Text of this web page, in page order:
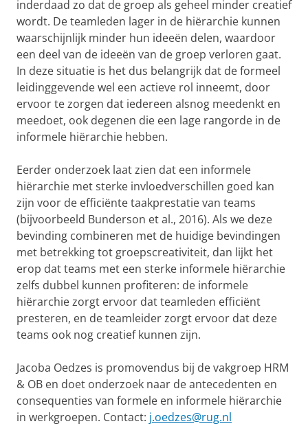
inderdaad zo dat de groep als geheel minder creatief
wordt. De teamleden lager in de hiërarchie kunnen
waarschijnlijk minder hun ideeën delen, waardoor
een deel van de ideeën van de groep verloren gaat.
In deze situatie is het dus belangrijk dat de formeel
leidinggevende wel een actieve rol inneemt, door
ervoor te zorgen dat iedereen alsnog meedenkt en
meedoet, ook degenen die een lage rangorde in de
informele hiërarchie hebben.
Eerder onderzoek laat zien dat een informele
hiërarchie met sterke invloedverschillen goed kan
zijn voor de efficiënte taakprestatie van teams
(bijvoorbeeld Bunderson et al., 2016). Als we deze
bevinding combineren met de huidige bevindingen
met betrekking tot groepscreativiteit, dan lijkt het
erop dat teams met een sterke informele hiërarchie
zelfs dubbel kunnen profiteren: de informele
hiërarchie zorgt ervoor dat teamleden efficiënt
presteren, en de teamleider zorgt ervoor dat deze
teams ook nog creatief kunnen zijn.
Jacoba Oedzes is promovendus bij de vakgroep HRM
& OB en doet onderzoek naar de antecedenten en
consequenties van formele en informele hiërarchie
in werkgroepen. Contact: j.oedzes@rug.nl